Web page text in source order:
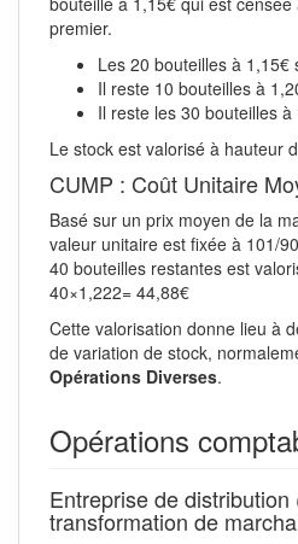
premier.
Les 20 bouteilles à 1,15€
Il reste 10 bouteilles à
Il reste les 30 bouteilles à
Le stock est valorisé à hauteur
CUMP : Coût Unitaire
Basé sur un prix moyen de la
valeur unitaire est fixée à 101/
40 bouteilles restantes est
40×1,222= 44,88€
Cette valorisation donne lieu à
de variation de stock,
Opérations Diverses.
Opérations
Entreprise de distribution
transformation de